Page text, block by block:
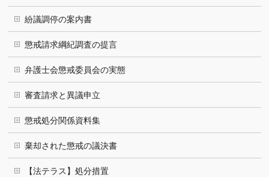
紛議調停の案内書
懲戒請求綱紀調査の提言
弁護士会懲戒委員会の実態
審査請求と異議申立
懲戒処分関係資料集
棄却された懲戒の議決書
【法テラス】処分措置